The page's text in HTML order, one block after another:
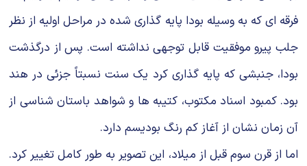
فرقه ای که به وسیله بودا پایه گذاری شده در مراحل اولیه از نظر
جلب پیرو موفقیت قابل توجهی نداشته است. پس از درگذشت
بودا، جنبشی که پایه گذاری کرد یک سنت نسبتاً جزئی در هند
بود. کمبود اسناد مکتوب، کتیبه ها و شواهد باستان شناسی از
آن زمان نشان از آغاز کم رنگ بودیسم دارد.
اما از قرن سوم قبل از میلاد، این تصویر به طور کامل تغییر کرد.